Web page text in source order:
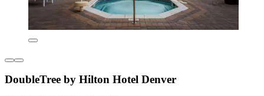
DoubleTree by Hilton Hotel Denver